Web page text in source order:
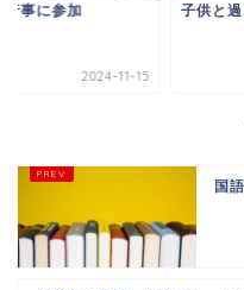
行事に参加
2024-11-15
子供と
国